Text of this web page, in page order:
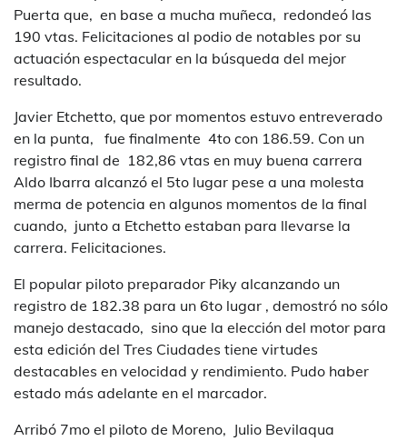
Puerta que, en base a mucha muñeca, redondeó las
190 vtas. Felicitaciones al podio de notables por su
actuación espectacular en la búsqueda del mejor
resultado.
Javier Etchetto, que por momentos estuvo entreverado
en la punta, fue finalmente 4to con 186.59. Con un
registro final de 182,86 vtas en muy buena carrera
Aldo Ibarra alcanzó el 5to lugar pese a una molesta
merma de potencia en algunos momentos de la final
cuando, junto a Etchetto estaban para llevarse la
carrera. Felicitaciones.
El popular piloto preparador Piky alcanzando un
registro de 182.38 para un 6to lugar , demostró no sólo
manejo destacado, sino que la elección del motor para
esta edición del Tres Ciudades tiene virtudes
destacables en velocidad y rendimiento. Pudo haber
estado más adelante en el marcador.
Arribó 7mo el piloto de Moreno, Julio Bevilaqua